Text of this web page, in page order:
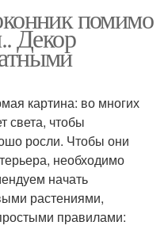
помимо
Декор
картина: во многих
света, чтобы
росли. Чтобы они
необходимо
начать
растениями,
правилами: